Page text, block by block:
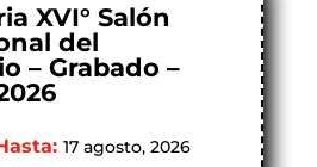
XVI° Salón
del
– Grabado –
17 agosto, 2026